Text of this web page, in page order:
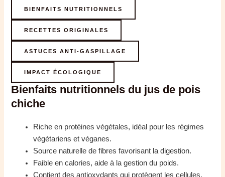
BIENFAITS NUTRITIONNELS
RECETTES ORIGINALES
ASTUCES ANTI-GASPILLAGE
IMPACT ÉCOLOGIQUE
Bienfaits nutritionnels du jus de pois
chiche
Riche en protéines végétales, idéal pour les régimes
végétariens et véganes.
Source naturelle de fibres favorisant la digestion.
Faible en calories, aide à la gestion du poids.
Contient des antioxydants qui protègent les cellules.